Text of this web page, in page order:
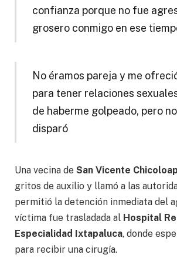
confianza porque no fue
grosero conmigo en ese
No éramos pareja y me
para tener relaciones
de haberme golpeado, pero
disparó
Una vecina de San Vicente
gritos de auxilio y llamó a las
permitió la detención inmediata del
víctima fue trasladada al Hospital
Especialidad Ixtapaluca, donde
para recibir una cirugía.